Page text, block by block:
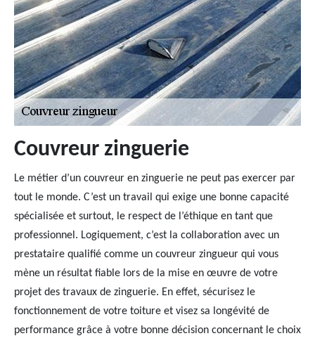
Couvreur zinguerie
Le métier d’un couvreur en zinguerie ne peut pas exercer par
tout le monde. C’est un travail qui exige une bonne capacité
spécialisée et surtout, le respect de l’éthique en tant que
professionnel. Logiquement, c’est la collaboration avec un
prestataire qualifié comme un couvreur zingueur qui vous
mène un résultat fiable lors de la mise en œuvre de votre
projet des travaux de zinguerie. En effet, sécurisez le
fonctionnement de votre toiture et visez sa longévité de
performance grâce à votre bonne décision concernant le choix